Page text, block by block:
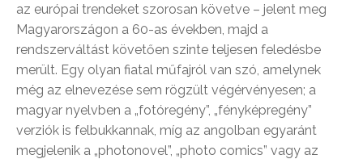
az európai trendeket szorosan követve – jelent meg
Magyarországon a 60-as években, majd a
rendszerváltást követően szinte teljesen feledésbe
merült. Egy olyan fiatal műfajról van szó, amelynek
még az elnevezése sem rögzült végérvényesen; a
magyar nyelvben a „fotóregény”, „fényképregény”
verziók is felbukkannak, míg az angolban egyaránt
megjelenik a „photonovel”, „photo comics” vagy az